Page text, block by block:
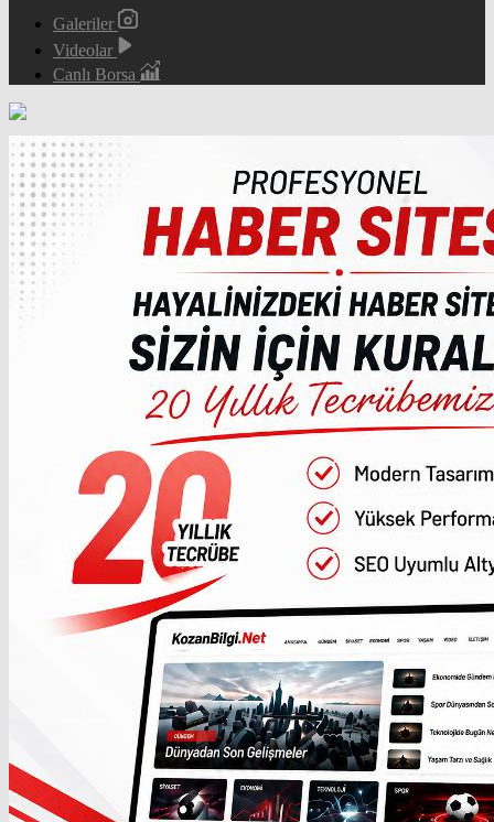
Galeriler
Videolar
Canlı Borsa